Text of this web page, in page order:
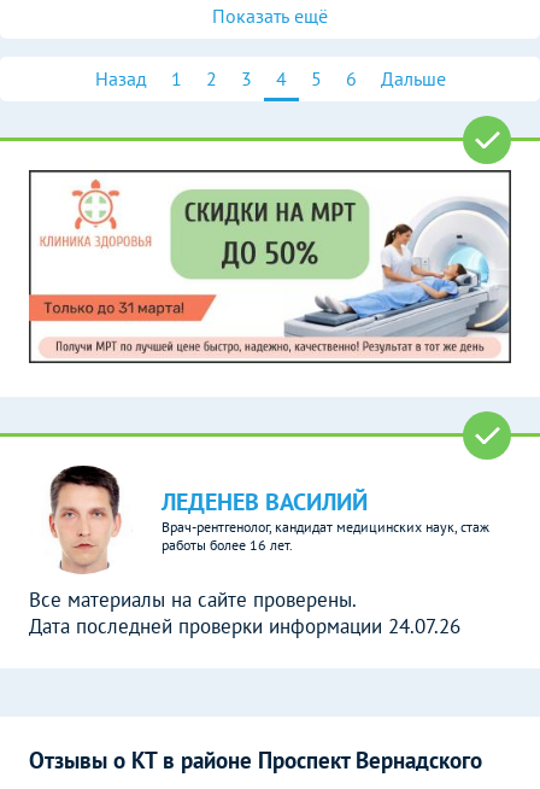
Показать ещё
Назад 1 2 3 4 5 6 Дальше
ЛЕДЕНЕВ ВАСИЛИЙ
Врач-рентгенолог, кандидат медицинских наук, стаж
работы более 16 лет.
Все материалы на сайте проверены.
Дата последней проверки информации 24.07.26
Отзывы о КТ в районе Проспект Вернадского